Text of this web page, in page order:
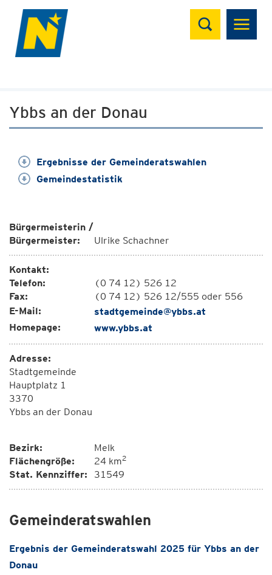
Suchen
Ybbs an der Donau
Ergebnisse der Gemeinderatswahlen
Gemeindestatistik
Bürgermeisterin /
Bürgermeister:
Ulrike Schachner
Kontakt:
Telefon:
(0 74 12) 526 12
Fax:
(0 74 12) 526 12/555 oder 556
E-Mail:
stadtgemeinde@ybbs.at
Homepage:
www.ybbs.at
Adresse:
Stadtgemeinde
Hauptplatz 1
3370
Ybbs an der Donau
Bezirk:
Melk
Flächengröße:
24 km2
Stat. Kennziffer: 31549
Gemeinderatswahlen
Ergebnis der Gemeinderatswahl 2025 für Ybbs an der
Donau